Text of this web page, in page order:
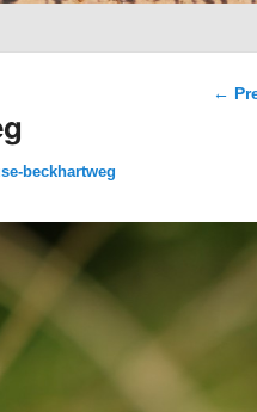
←
beckhartweg